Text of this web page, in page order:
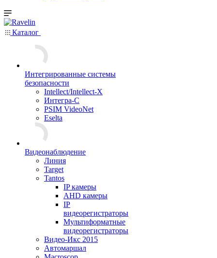
Каталог
Интегрированные системы
безопасности
Intellect/Intellect-X
Интегра-С
PSIM VideoNet
Eselta
Видеонаблюдение
Линия
Target
Tantos
IP камеры
AHD камеры
IP
видеорегистраторы
Мультиформатные
видеорегистраторы
Видео-Икс 2015
Автомаршал